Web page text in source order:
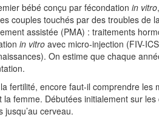
bébé conçu par fécondation in vitro
couples touchés par des troubles de
assistée (PMA) : traitements
in vitroavec micro-injection (FIV-
On estime que chaque
fertilité, encore faut-il comprendre
la femme. Débutées initialement sur
cerveau.